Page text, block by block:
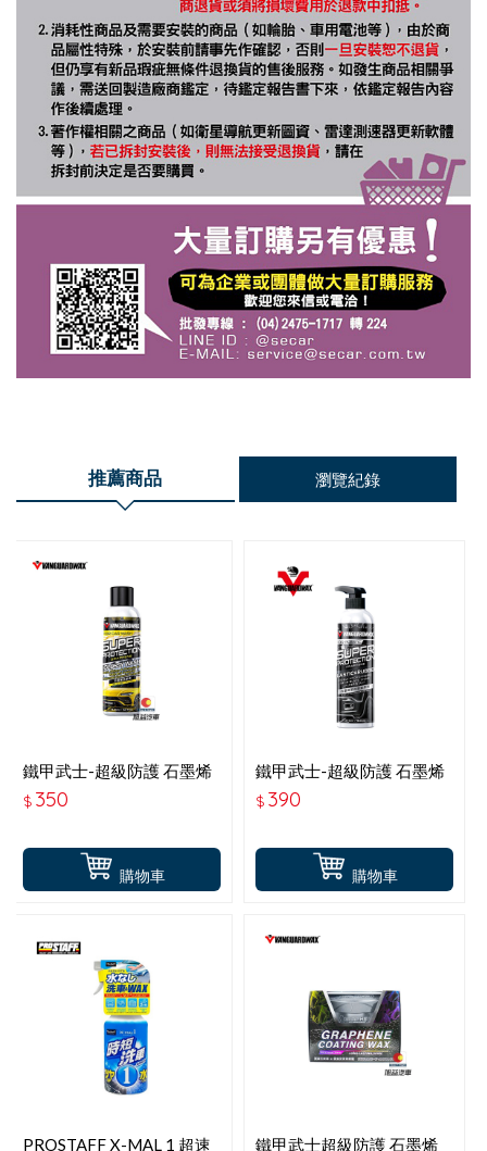
推薦商品 瀏覽紀錄
購物車
鐵甲武士-超級防護 石墨烯
洗車液-1500 946ML
$ 350
購物車
鐵甲武士-超級防護 石墨烯
塑橡膠還原劑 473ML
$ 390
PROSTAFF X-MAL 1 超速
鐵甲武士超級防護 石墨烯